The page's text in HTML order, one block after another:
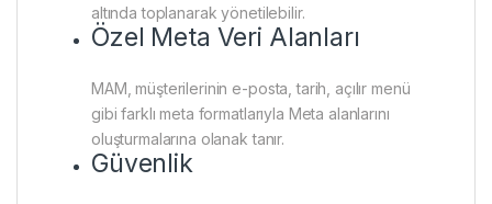
altında toplanarak yönetilebilir.
Özel Meta Veri Alanları
MAM, müşterilerinin e-posta, tarih, açılır menü
gibi farklı meta formatlarıyla Meta alanlarını
oluşturmalarına olanak tanır.
Güvenlik